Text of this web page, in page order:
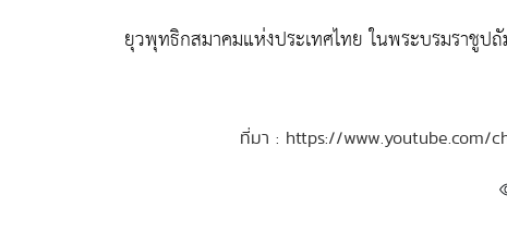
ยุวพุทธิกสมาคมแห่งประเทศไทย ในพระบรมราชูป
ที่มา : https://www.youtube.com/